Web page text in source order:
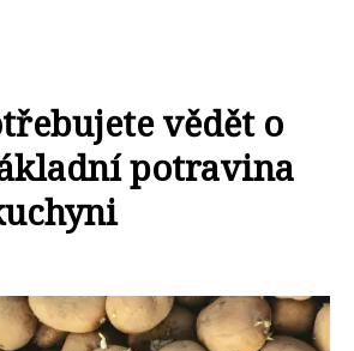
vědět o
potravina